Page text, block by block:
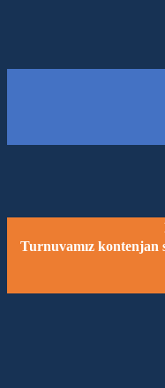
Turnuvamız kontenjan